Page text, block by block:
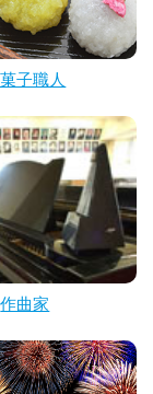
子職人
作曲家